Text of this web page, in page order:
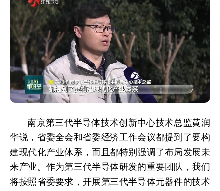
南京第三代半导体技术创新中心技术总监黄润
华说，省委全会和省委经济工作会议都提到了要构
建现代化产业体系，而且都特别强调了布局发展未
来产业。作为第三代半导体研发的重要团队，我们
将按照省委要求，开展第三代半导体元器件的技术